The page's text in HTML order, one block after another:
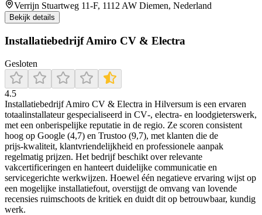
Verrijn Stuartweg 11-F, 1112 AW Diemen, Nederland
Bekijk details
Installatiebedrijf Amiro CV & Electra
Gesloten
4.5
Installatiebedrijf Amiro CV & Electra in Hilversum is een ervaren
totaalinstallateur gespecialiseerd in CV‑, electra‑ en loodgieterswerk,
met een onberispelijke reputatie in de regio. Ze scoren consistent
hoog op Google (4,7) en Trustoo (9,7), met klanten die de
prijs‑kwaliteit, klantvriendelijkheid en professionele aanpak
regelmatig prijzen. Het bedrijf beschikt over relevante
vakcertificeringen en hanteert duidelijke communicatie en
servicegerichte werkwijzen. Hoewel één negatieve ervaring wijst op
een mogelijke installatiefout, overstijgt de omvang van lovende
recensies ruimschoots de kritiek en duidt dit op betrouwbaar, kundig
werk.